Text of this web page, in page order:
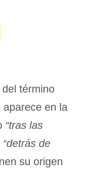
término
en la
“tras las
“detrás de
su origen